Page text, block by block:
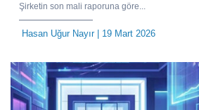
Şirketin son mali raporuna göre...
Hasan Uğur Nayır| 19 Mart 2026